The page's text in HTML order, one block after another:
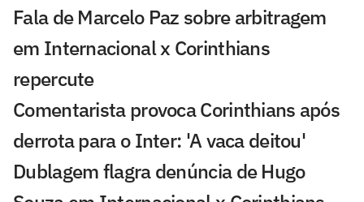
Fala de Marcelo Paz sobre arbitragem
em Internacional x Corinthians
repercute
Comentarista provoca Corinthians após
derrota para o Inter: 'A vaca deitou'
Dublagem flagra denúncia de Hugo